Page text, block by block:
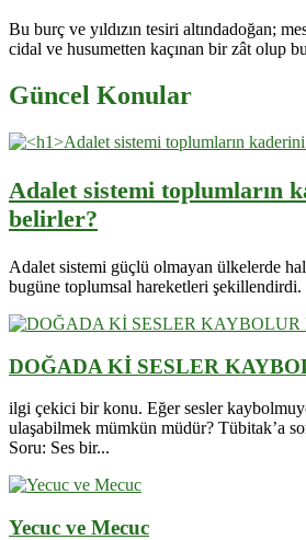
Bu burç ve yıldızın tesiri altındadoğan;
cidal ve husumetten kaçınan bir zât olup
Güncel Konular
Adalet sistemi toplumların
belirler?
Adalet sistemi güçlü olmayan ülkelerde
bugüne toplumsal hareketleri şekillendirdi.
DOĞADA Kİ SESLER
ilgi çekici bir konu. Eğer sesler
ulaşabilmek mümkün müdür? Tübitak’a
Soru: Ses bir...
Yecuc ve Mecuc